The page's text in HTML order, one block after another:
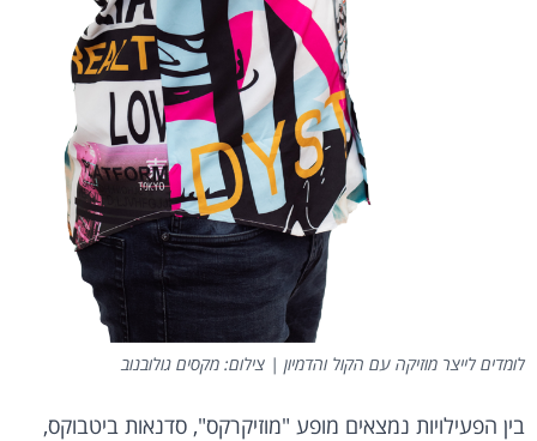
לומדים לייצר מוזיקה עם הקול והדמיון | צילום: מקסים גולובנוב
בין הפעילויות נמצאים מופע "מוזיקרקס", סדנאות ביטבוקס,